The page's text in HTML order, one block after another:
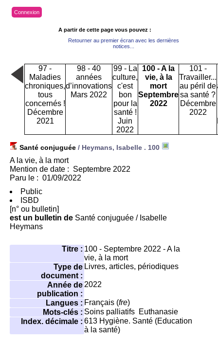
Connexion
A partir de cette page vous pouvez :
Retourner au premier écran avec les dernières
notices...
97 -
Maladies
chroniques,
tous
concernés !
Décembre
2021
98 - 40
années
d’innovations
Mars 2022
99 - La
culture,
c'est
bon
pour la
santé !
Juin
2022
100 - A la
vie, à la
mort
Septembre
2022
101 -
Travailler...
au péril de
sa santé ?
Décembre
2022
Santé conjuguée / Heymans, Isabelle . 100
A la vie, à la mort
Mention de date : Septembre 2022
Paru le : 01/09/2022
Public
ISBD
[n° ou bulletin]
est un bulletin de Santé conjuguée / Isabelle
Heymans
Titre : 100 - Septembre 2022 - A la
vie, à la mort
Type de
document :
Livres, articles, périodiques
Année de
publication :
2022
Langues : Français (fre)
Mots-clés : Soins palliatifs Euthanasie
Index. décimale : 613 Hygiène. Santé (Education
à la santé)